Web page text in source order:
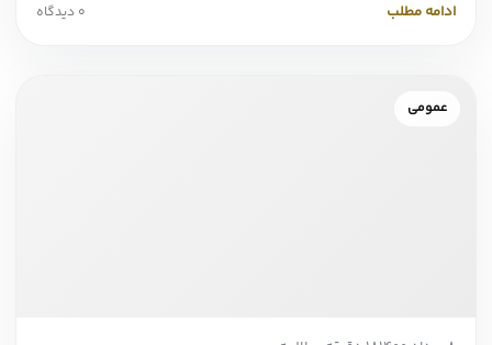
ادامه مطلب 0 دیدگاه
عمومی